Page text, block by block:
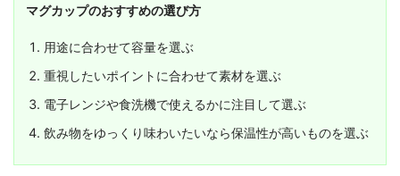
マグカップのおすすめの選び方
用途に合わせて容量を選ぶ
重視したいポイントに合わせて素材を選ぶ
電子レンジや食洗機で使えるかに注目して選ぶ
飲み物をゆっくり味わいたいなら保温性が高いものを選ぶ